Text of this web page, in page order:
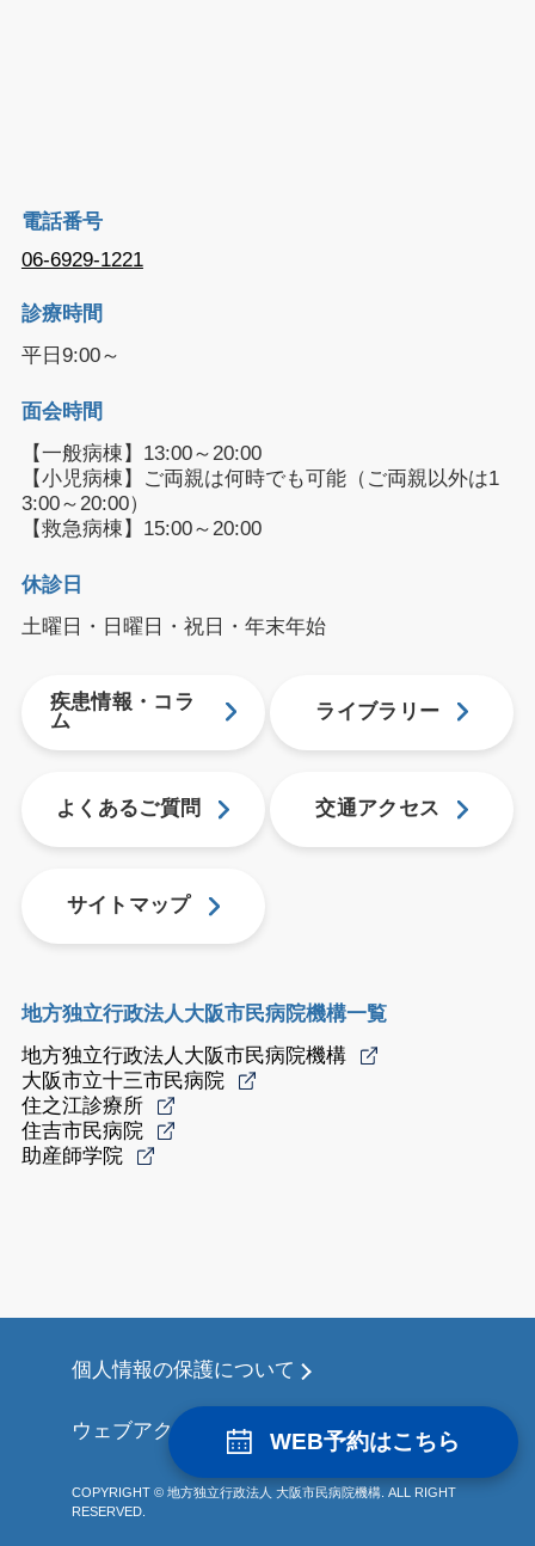
WEB予約はこちら
電話番号
06-6929-1221
診療時間
平日9:00～
面会時間
【一般病棟】13:00～20:00
【小児病棟】ご両親は何時でも可能（ご両親以外は1
3:00～20:00）
【救急病棟】15:00～20:00
休診日
土曜日・日曜日・祝日・年末年始
疾患情報・コラ
ム
ライブラリー
よくあるご質問 交通アクセス
サイトマップ
地方独立行政法人大阪市民病院機構一覧
地方独立行政法人大阪市民病院機構
大阪市立十三市民病院
住之江診療所
住吉市民病院
助産師学院
個人情報の保護について
ウェブアクセシビリティについて
COPYRIGHT © 地方独立行政法人 大阪市民病院機構. ALL RIGHT
RESERVED.